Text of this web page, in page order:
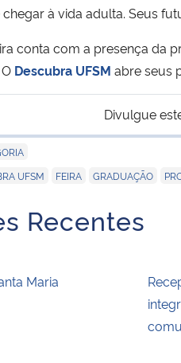
à vida adulta. Seus
conta com a presença da
Descubra UFSM abre seus
Divulgue
UFSM FEIRA GRADUAÇÃO
Recentes
Maria